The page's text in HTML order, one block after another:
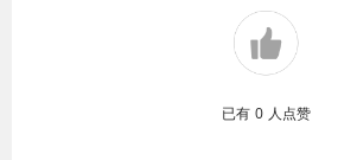
已有 0 人点赞